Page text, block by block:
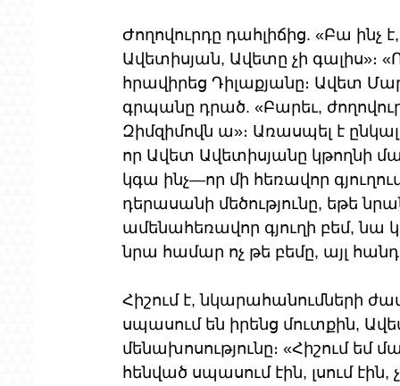
Ժողովուրդը դահլիճից. «Բա ինչ
Ավետիսյան, Ավետը չի գալիս»։
հրավիրեց Դիլաքյանը։ Ավետ
գրպանը դրած. «Բարեւ,
Զիմզիմովն ա»։ Առասպել է
որ Ավետ Ավետիսյանը կթողնի
կգա ինչ—որ մի հեռավոր
դերասանի մեծությունը, եթե
ամենահեռավոր գյուղի բեմ, նա
նրա համար ոչ թե բեմը, այլ
Հիշում է, նկարահանումների
սպասում են իրենց մուտքին,
մենախոսությունը։ «Հիշում
հենված սպասում էին, լսում